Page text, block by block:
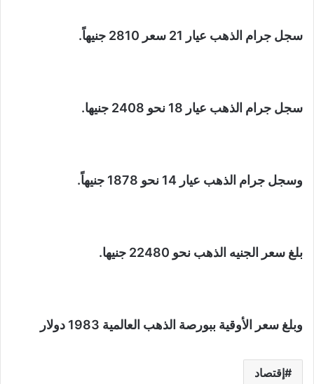
سجل جرام الذهب عيار 21 سعر 2810 جنيهاً.
سجل جرام الذهب عيار 18 نحو 2408 جنيها.
وسجل جرام الذهب عيار 14 نحو 1878 جنيهاً.
بلغ سعر الجنيه الذهب نحو 22480 جنيها.
وبلغ سعر الأوقية ببورصة الذهب العالمية 1983 دولار
إقتصاد